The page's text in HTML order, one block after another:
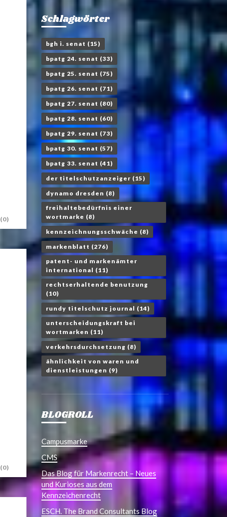
(0)
(0)
Schlagwörter
bgh i. senat (15)
bpatg 24. senat (33)
bpatg 25. senat (75)
bpatg 26. senat (71)
bpatg 27. senat (80)
bpatg 28. senat (60)
bpatg 29. senat (73)
bpatg 30. senat (57)
bpatg 33. senat (41)
der titelschutzanzeiger (15)
dynamo dresden (8)
freihaltebedürfnis einer
wortmarke (8)
kennzeichnungsschwäche (8)
markenblatt (276)
patent- und markenämter
international (11)
rechtserhaltende benutzung
(10)
rundy titelschutz journal (14)
unterscheidungskraft bei
wortmarken (11)
verkehrsdurchsetzung (8)
ähnlichkeit von waren und
dienstleistungen (9)
BLOGROLL
Campusmarke
CMS
Das Blog für Markenrecht – Neues
und Kurioses aus dem
Kennzeichenrecht
ESCH. The Brand Consultants Blog